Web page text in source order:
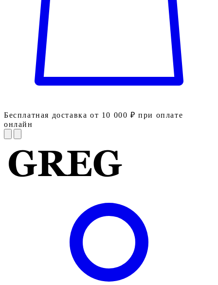
Бесплатная доставка от 10 000 ₽ при оплате
онлайн